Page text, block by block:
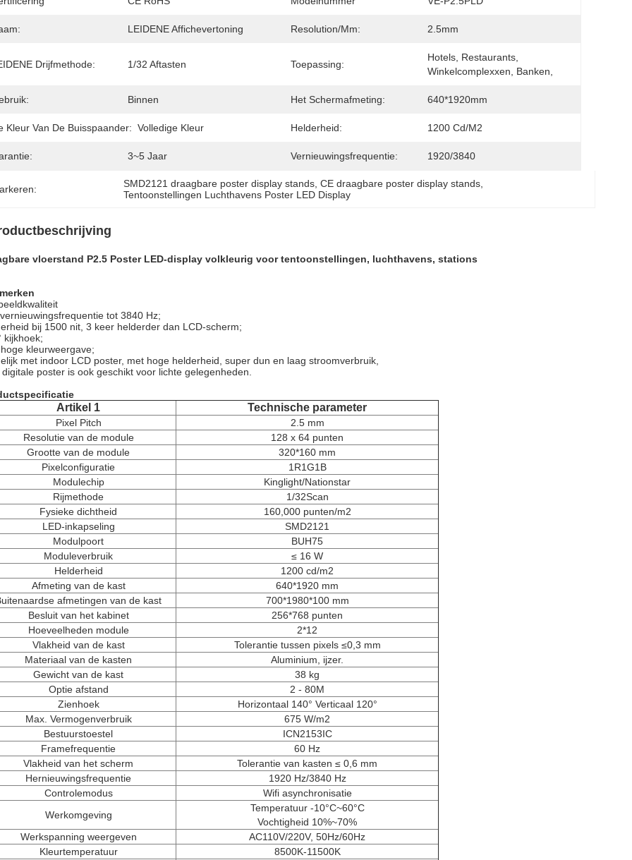
LEIDENE Affichevertoning Resolution/mm: 2.5mm
Drijfmethode: 1/32 Aftasten Toepassing:
Hotels, Restaurants,
Winkelcomplexxen, Banken,
Binnen Het Schermafmeting: 640*1920mm
Kleur Van De Buisspaander: Volledige Kleur Helderheid: 1200 Cd/m2
3~5 Jaar Vernieuwingsfrequentie: 1920/3840
SMD2121 draagbare poster display stands , CE draagbare poster display stands
Tentoonstellingen Luchthavens Poster LED Display
vloerstand P2.5 Poster LED-display volkleurig voor tentoonstellingen, luchthavens, stations
tot 3840 Hz;
bij 1500 nit, 3 keer helderder dan LCD-scherm;
kijkhoek;
kleurweergave;
met indoor LCD poster, met hoge helderheid, super dun en laag stroomverbruik,
digitale poster is ook geschikt voor lichte gelegenheden.
Artikel 1 Technische parameter
Pixel Pitch
2.5 mm
Resolutie van de module
128 x 64 punten
Grootte van de module
320*160 mm
Pixelconfiguratie
1R1G1B
Modulechip
Kinglight/Nationstar
Rijmethode
1/32Scan
Fysieke dichtheid
160,000 punten/m2
LED-inkapseling
SMD2121
Modulpoort
BUH75
Moduleverbruik
≤ 16 W
Helderheid
1200 cd/m2
Afmeting van de kast
640*1920 mm
afmetingen van de kast
700*1980*100 mm
Besluit van het kabinet
256*768 punten
Hoeveelheden module
2*12
Vlakheid van de kast
Tolerantie tussen pixels ≤0,3 mm
Materiaal van de kasten
Aluminium, ijzer.
Gewicht van de kast
38 kg
Optie afstand
2 - 80M
Zienhoek
Horizontaal 140° Verticaal 120°
Max. Vermogenverbruik
675 W/m2
Bestuurstoestel
ICN2153IC
Framefrequentie
60 Hz
Vlakheid van het scherm
Tolerantie van kasten ≤ 0,6 mm
Hernieuwingsfrequentie
1920 Hz/3840 Hz
Controlemodus
Wifi asynchronisatie
Werkomgeving
Temperatuur -10°C~60°C
Vochtigheid 10%~70%
Werkspanning weergeven
AC110V/220V, 50Hz/60Hz
Kleurtemperatuur
8500K-11500K